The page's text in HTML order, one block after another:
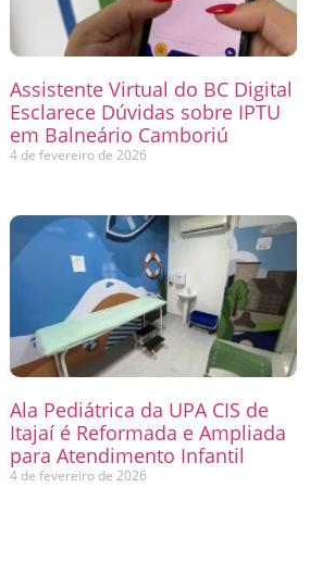
Assistente Virtual do BC Digital
Esclarece Dúvidas sobre IPTU
em Balneário Camboriú
4 de fevereiro de 2026
Ala Pediátrica da UPA CIS de
Itajaí é Reformada e Ampliada
para Atendimento Infantil
4 de fevereiro de 2026